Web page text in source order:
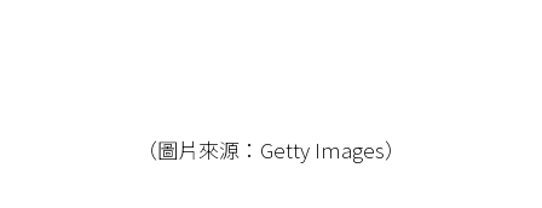
（圖片來源：Getty Images）